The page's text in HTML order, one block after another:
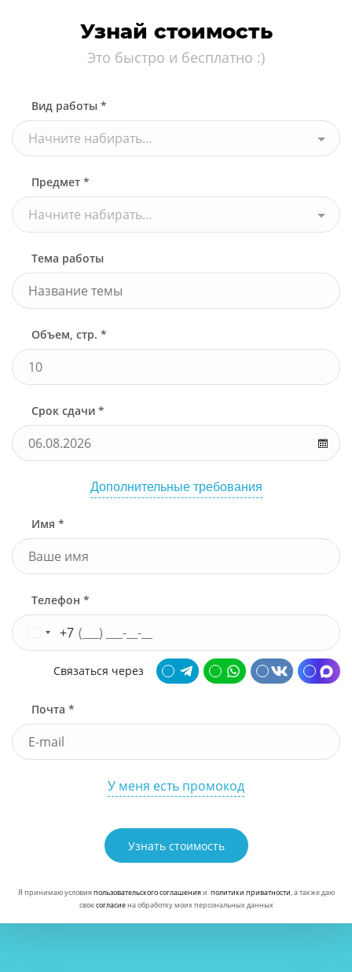
Узнай стоимость
Это быстро и бесплатно :)
Вид работы *
Начните набирать...
Предмет *
Начните набирать...
Тема работы
Объем, стр. *
Срок сдачи *
Дополнительные требования
Имя *
Телефон *
+7
Связаться через
Почта *
У меня есть промокод
Узнать стоимость
Я принимаю условияпользовательского соглашенияи политики приватности, а также даю
своесогласиена обработку моих персональных данных